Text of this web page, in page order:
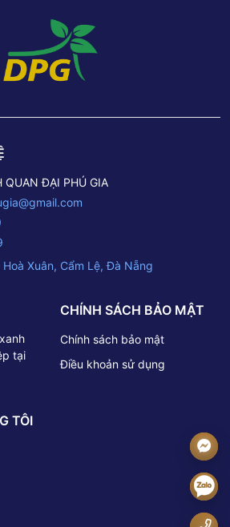
QUAN ĐẠI PHÚ GIA
Hoà Xuân, Cẩm Lệ, Đà Nẵng
tại
CHÍNH SÁCH BẢO MẬT
Chính sách bảo mật
Điều khoản sử dụng
TÔI